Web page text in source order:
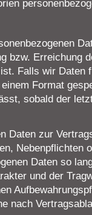
bzw. Erreichung
Falls wir Daten
Format
sobald der
Daten zur
Nebenpflichten
Daten so
und der
nach